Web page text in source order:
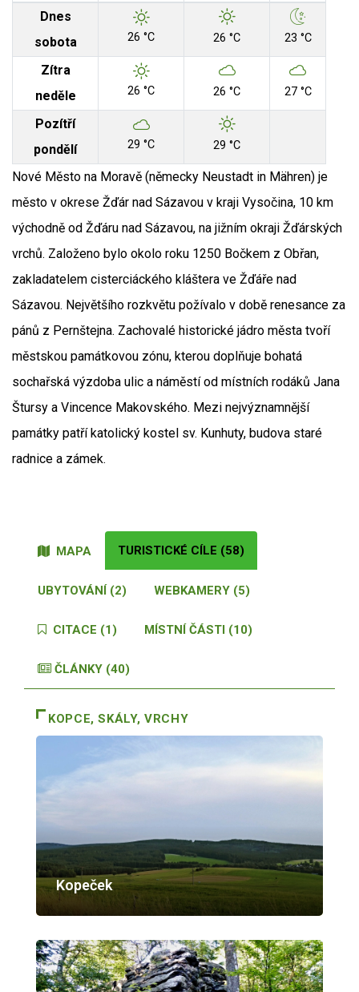
Dnes
sobota
26 °C 26 °C 23 °C
Zítra
neděle
26 °C 26 °C 27 °C
Pozítří
pondělí
29 °C 29 °C
Nové Město na Moravě (německy Neustadt in Mähren) je
město v okrese Žďár nad Sázavou v kraji Vysočina, 10 km
východně od Žďáru nad Sázavou, na jižním okraji Žďárských
vrchů. Založeno bylo okolo roku 1250 Bočkem z Obřan,
zakladatelem cisterciáckého kláštera ve Žďáře nad
Sázavou. Největšího rozkvětu požívalo v době renesance za
pánů z Pernštejna. Zachovalé historické jádro města tvoří
městskou památkovou zónu, kterou doplňuje bohatá
sochařská výzdoba ulic a náměstí od místních rodáků Jana
Štursy a Vincence Makovského. Mezi nejvýznamnější
památky patří katolický kostel sv. Kunhuty, budova staré
radnice a zámek.
MAPA TURISTICKÉ CÍLE (58)
UBYTOVÁNÍ (2) WEBKAMERY (5)
CITACE (1) MÍSTNÍ ČÁSTI (10)
ČLÁNKY (40)
KOPCE, SKÁLY, VRCHY
Kopeček